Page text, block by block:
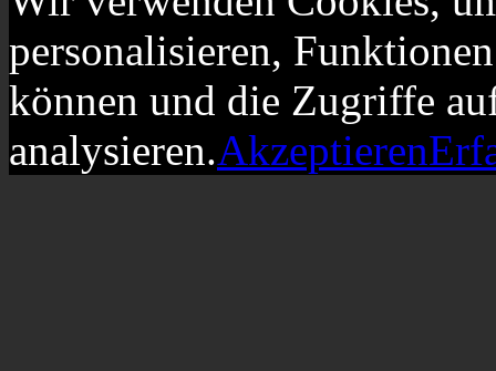
personalisieren,
können und die Zugriffe
analysieren.Akzeptieren